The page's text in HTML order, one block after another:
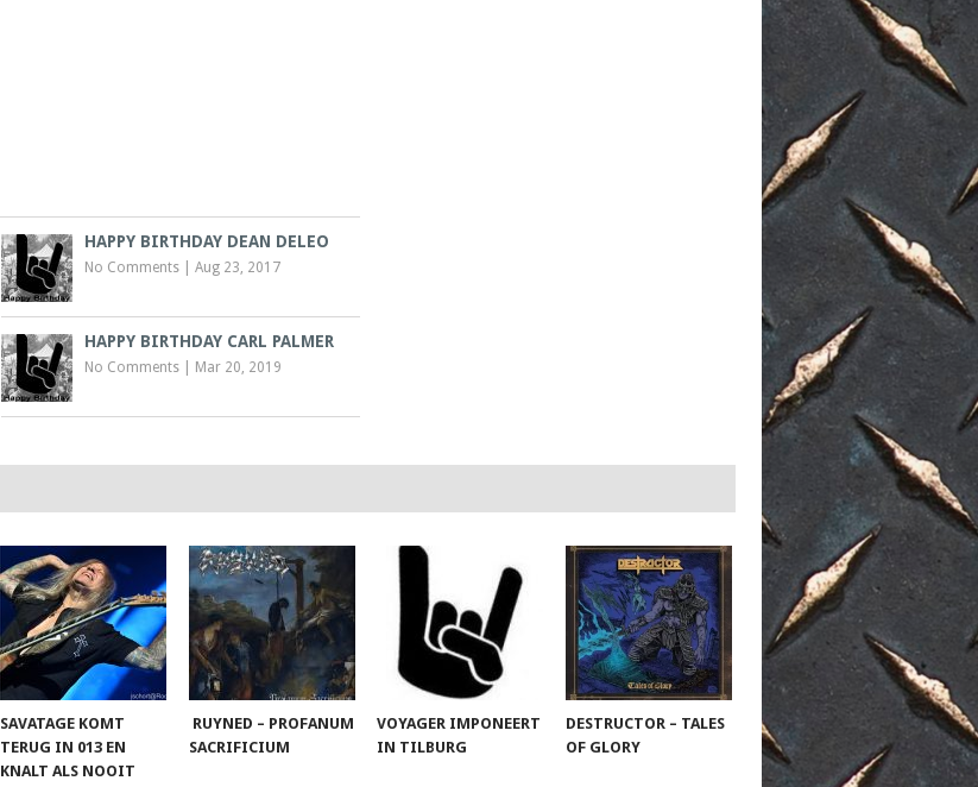
HAPPY BIRTHDAY DEAN DELEO
No Comments |Aug 23, 2017
HAPPY BIRTHDAY CARL PALMER
No Comments Mar 20, 2019
SAVATAGE KOMT
TERUG IN 013 EN
KNALT ALS NOOIT
RUYNED – PROFANUM
SACRIFICIUM
VOYAGER IMPONEERT
IN TILBURG
DESTRUCTOR – TALES
OF GLORY